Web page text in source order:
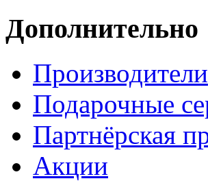
Дополнительно
Производители
Подарочные
Партнёрская
Акции